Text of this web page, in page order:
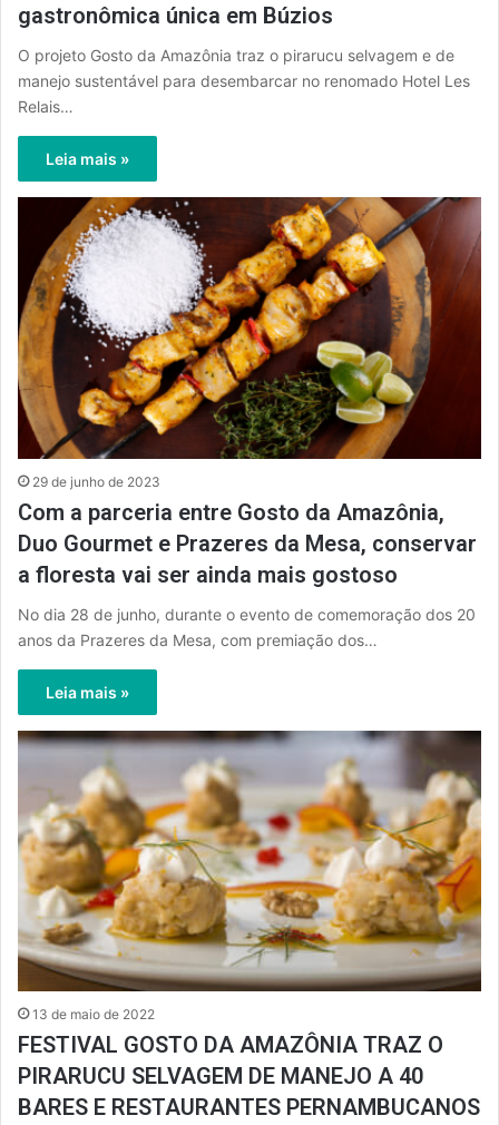
gastronômica única em Búzios
O projeto Gosto da Amazônia traz o pirarucu selvagem e de
manejo sustentável para desembarcar no renomado Hotel Les
Relais…
Leia mais »
29 de junho de 2023
Com a parceria entre Gosto da Amazônia,
Duo Gourmet e Prazeres da Mesa, conservar
a floresta vai ser ainda mais gostoso
No dia 28 de junho, durante o evento de comemoração dos 20
anos da Prazeres da Mesa, com premiação dos…
Leia mais »
13 de maio de 2022
FESTIVAL GOSTO DA AMAZÔNIA TRAZ O
PIRARUCU SELVAGEM DE MANEJO A 40
BARES E RESTAURANTES PERNAMBUCANOS